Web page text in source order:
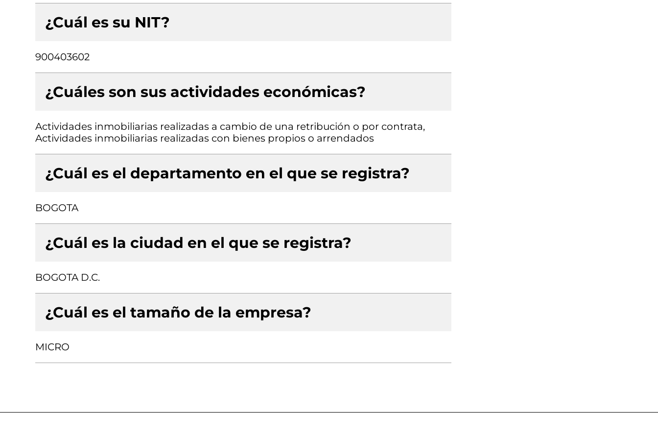
¿Cuál es su NIT?
900403602
¿Cuáles son sus actividades económicas?
Actividades inmobiliarias realizadas a cambio de una retribución o por contrata,
Actividades inmobiliarias realizadas con bienes propios o arrendados
¿Cuál es el departamento en el que se registra?
BOGOTA
¿Cuál es la ciudad en el que se registra?
BOGOTA D.C.
¿Cuál es el tamaño de la empresa?
MICRO